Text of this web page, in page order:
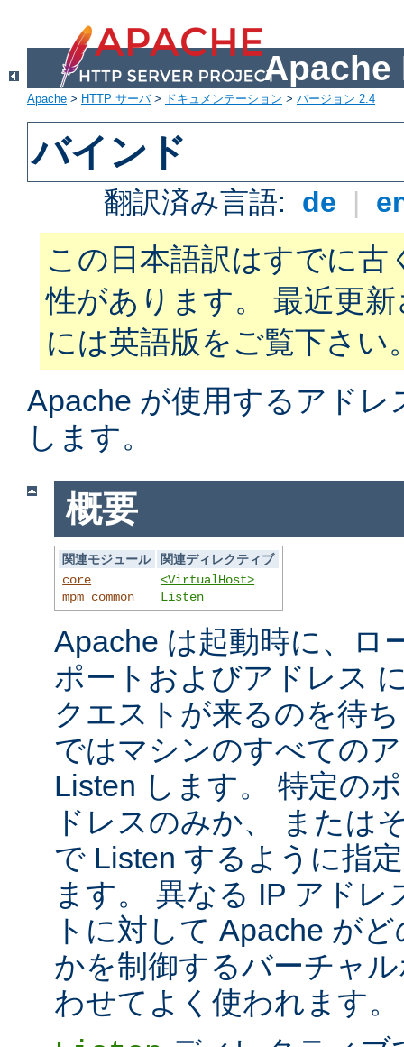
Apache
Apache > HTTP サーバ> ドキュメンテーション > バージョン 2.4
バインド
翻訳済み言語: de |
この日本語訳はすでに古
性があります。 最近更
には英語版をご覧下さい
Apache が使用するアド
します。
概要
関連モジュール
関連ディレクティブ
core
mpm_common
<VirtualHost>
Listen
Apache は起動時に、ロ
ポートおよびアドレス
クエストが来るのを待
ではマシンのすべての
Listen します。 特定の
ドレスのみか、 または
で Listen するように指
ます。 異なる IP アド
トに対して Apache が
かを制御するバーチャ
わせてよく使われます。